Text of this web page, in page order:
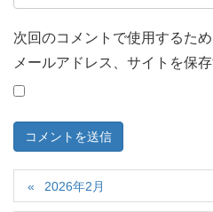
次回のコメントで使用するた
メールアドレス、サイトを保存
2026年2月